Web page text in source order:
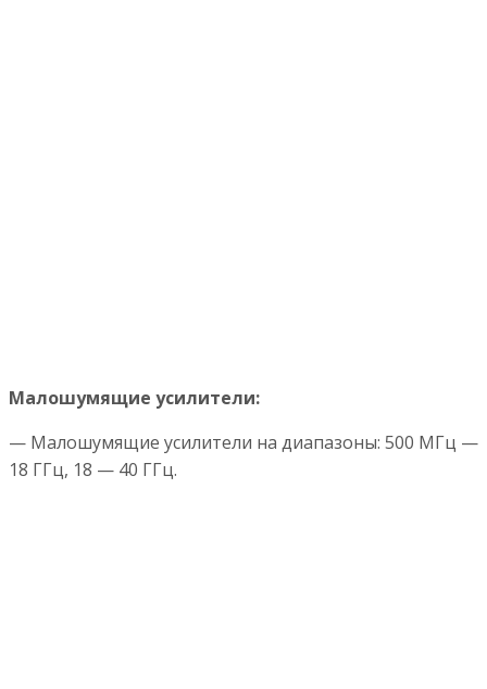
Малошумящие усилители:
— Малошумящие усилители на диапазоны: 500 МГц —
18 ГГц, 18 — 40 ГГц.